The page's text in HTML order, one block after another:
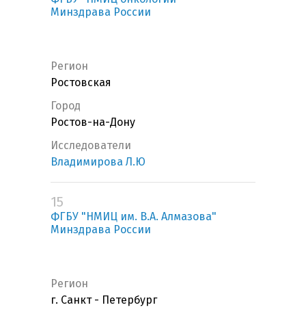
Минздрава России
Регион
Ростовская
Город
Ростов-на-Дону
Исследователи
Владимирова Л.Ю
15
ФГБУ "НМИЦ им. В.А. Алмазова"
Минздрава России
Регион
г. Санкт - Петербург